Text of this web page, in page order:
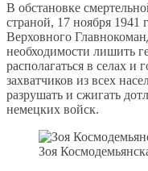
В обстановке
страной, 17 ноября 1941
Верховного
необходимости лишить
располагаться в селах и
захватчиков из всех
разрушать и сжигать
немецких войск.
Зоя